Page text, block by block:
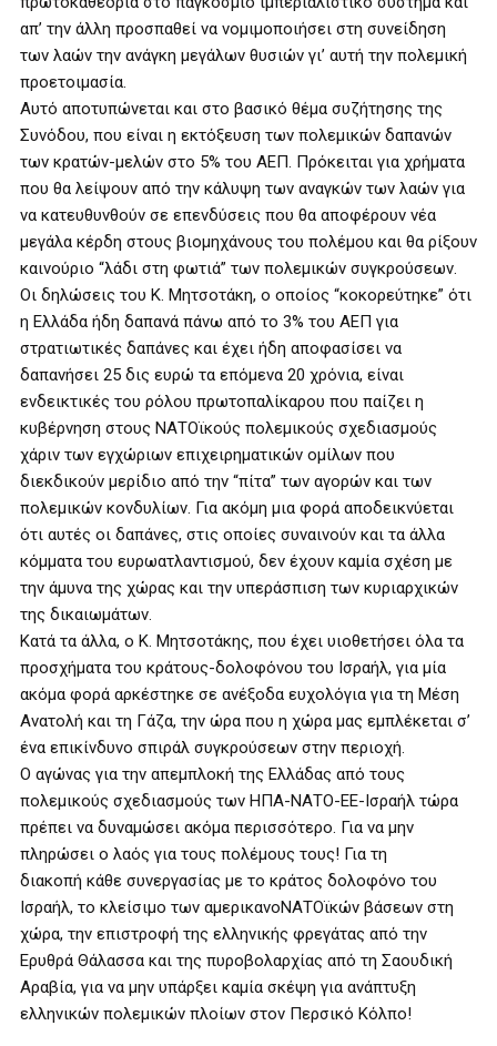
απ’ την άλλη προσπαθεί να νομιμοποιήσει στη συνείδηση
των λαών την ανάγκη μεγάλων θυσιών γι’ αυτή την πολεμική
προετοιμασία.
Αυτό αποτυπώνεται και στο βασικό θέμα συζήτησης της
Συνόδου, που είναι η εκτόξευση των πολεμικών δαπανών
των κρατών-μελών στο 5% του ΑΕΠ. Πρόκειται για χρήματα
που θα λείψουν από την κάλυψη των αναγκών των λαών για
να κατευθυνθούν σε επενδύσεις που θα αποφέρουν νέα
μεγάλα κέρδη στους βιομηχάνους του πολέμου και θα ρίξουν
καινούριο “λάδι στη φωτιά” των πολεμικών συγκρούσεων.
Οι δηλώσεις του Κ. Μητσοτάκη, ο οποίος “κοκορεύτηκε” ότι
η Ελλάδα ήδη δαπανά πάνω από το 3% του ΑΕΠ για
στρατιωτικές δαπάνες και έχει ήδη αποφασίσει να
δαπανήσει 25 δις ευρώ τα επόμενα 20 χρόνια, είναι
ενδεικτικές του ρόλου πρωτοπαλίκαρου που παίζει η
κυβέρνηση στους ΝΑΤΟϊκούς πολεμικούς σχεδιασμούς
χάριν των εγχώριων επιχειρηματικών ομίλων που
διεκδικούν μερίδιο από την “πίτα” των αγορών και των
πολεμικών κονδυλίων. Για ακόμη μια φορά αποδεικνύεται
ότι αυτές οι δαπάνες, στις οποίες συναινούν και τα άλλα
κόμματα του ευρωατλαντισμού, δεν έχουν καμία σχέση με
την άμυνα της χώρας και την υπεράσπιση των κυριαρχικών
της δικαιωμάτων.
Κατά τα άλλα, ο Κ. Μητσοτάκης, που έχει υιοθετήσει όλα τα
προσχήματα του κράτους-δολοφόνου του Ισραήλ, για μία
ακόμα φορά αρκέστηκε σε ανέξοδα ευχολόγια για τη Μέση
Ανατολή και τη Γάζα, την ώρα που η χώρα μας εμπλέκεται σ’
ένα επικίνδυνο σπιράλ συγκρούσεων στην περιοχή.
Ο αγώνας για την απεμπλοκή της Ελλάδας από τους
πολεμικούς σχεδιασμούς των ΗΠΑ-ΝΑΤΟ-ΕΕ-Ισραήλ τώρα
πρέπει να δυναμώσει ακόμα περισσότερο. Για να μην
πληρώσει ο λαός για τους πολέμους τους! Για τη
διακοπή κάθε συνεργασίας με το κράτος δολοφόνο του
Ισραήλ, το κλείσιμο των αμερικανοΝΑΤΟϊκών βάσεων στη
χώρα, την επιστροφή της ελληνικής φρεγάτας από την
Ερυθρά Θάλασσα και της πυροβολαρχίας από τη Σαουδική
Αραβία, για να μην υπάρξει καμία σκέψη για ανάπτυξη
ελληνικών πολεμικών πλοίων στον Περσικό Κόλπο!